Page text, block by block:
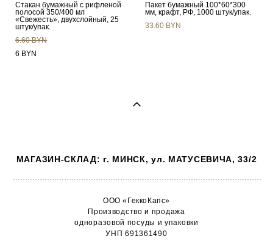
Стакан бумажный c рифленой
полосой 350/400 мл
«Свежесть», двухслойный, 25
штук/упак.
6.60 BYN
6 BYN
Пакет бумажный 100*60*300
мм, крафт, РФ, 1000 штук/упак.
33.60 BYN
МАГАЗИН-СКЛАД: г. МИНСК, ул. МАТУСЕВИЧА, 33/2
ООО «ГеккоКапс»
Производство и продажа
одноразовой посуды и упаковки
УНП 691361490